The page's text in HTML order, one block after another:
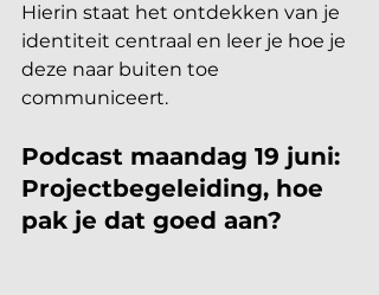
Hierin staat het ontdekken van je
identiteit centraal en leer je hoe je
deze naar buiten toe
communiceert.
Podcast maandag 19 juni:
Projectbegeleiding, hoe
pak je dat goed aan?